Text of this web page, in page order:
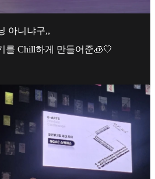
아니냐구,,
를 Chill하게 만들어준🧊🤍